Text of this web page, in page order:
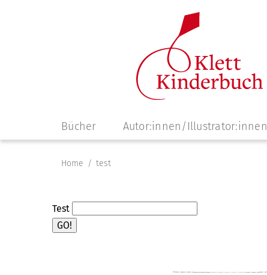
Navigation
überspringen
Bücher Autor:innen/Illustrator:innen
Home test
Test
GO!